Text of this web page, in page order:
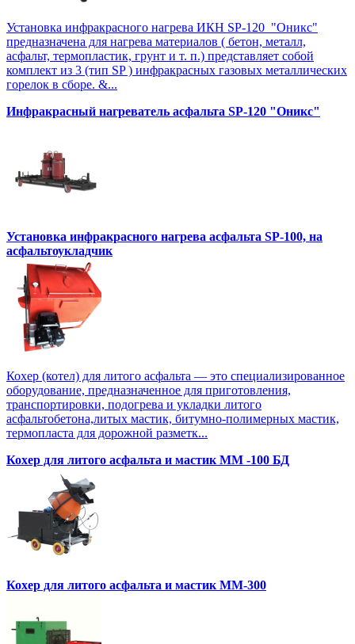
Установка инфракрасного нагрева ИКН SP-120 "Оникс"
предназначена для нагрева материалов ( бетон, металл,
асфальт, термопластик, грунт и т. п.) представляет собой
комплект из 3 (тип SP ) инфракрасных газовых металлических
горелок в сборе. &...
Инфракрасный нагреватель асфальта SP-120 "Оникс"
Установка инфракрасного нагрева асфальта SP-100, на
асфальтоукладчик
Кохер (котел) для литого асфальта — это специализированное
оборудование, предназначенное для приготовления,
транспортировки, подогрева и укладки литого
асфальтобетона,литых мастик, битумно-полимерных мастик,
термопласта для дорожной разметк...
Кохер для литого асфальта и мастик MM -100 БД
Кохер для литого асфальта и мастик MM-300